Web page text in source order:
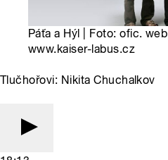
Páťa a Hýl | Foto: ofic. web
www.kaiser-labus.cz
Tlučhořovi: Nikita Chuchalkov